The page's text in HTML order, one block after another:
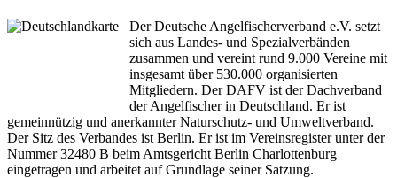
Der Deutsche Angelfischerverband e.V. setzt
sich aus Landes- und Spezialverbänden
zusammen und vereint rund 9.000 Vereine mit
insgesamt über 530.000 organisierten
Mitgliedern. Der DAFV ist der Dachverband
der Angelfischer in Deutschland. Er ist
gemeinnützig und anerkannter Naturschutz- und Umweltverband.
Der Sitz des Verbandes ist Berlin. Er ist im Vereinsregister unter der
Nummer 32480 B beim Amtsgericht Berlin Charlottenburg
eingetragen und arbeitet auf Grundlage seiner Satzung.